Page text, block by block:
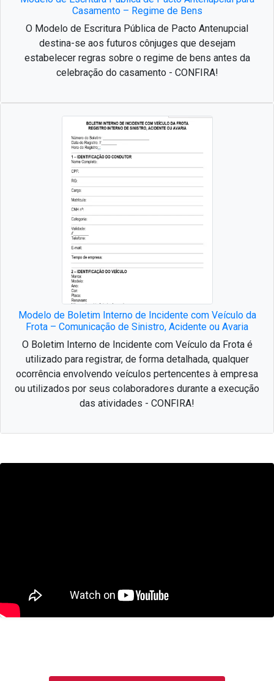
Casamento – Regime de Bens
O Modelo de Escritura Pública de Pacto Antenupcial
destina-se aos futuros cônjuges que desejam
estabelecer regras sobre o regime de bens antes da
celebração do casamento - CONFIRA!
Modelo de Boletim Interno de Incidente com Veículo da
Frota – Comunicação de Sinistro, Acidente ou Avaria
O Boletim Interno de Incidente com Veículo da Frota é
utilizado para registrar, de forma detalhada, qualquer
ocorrência envolvendo veículos pertencentes à empresa
ou utilizados por seus colaboradores durante a execução
das atividades - CONFIRA!